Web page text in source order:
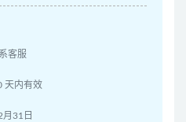
客服
天内有效
31日